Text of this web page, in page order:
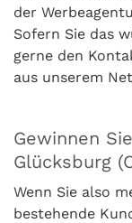
der
Sofern Sie das
gerne den
aus unserem
Gewinnen
Glücksburg
Wenn Sie also
bestehende